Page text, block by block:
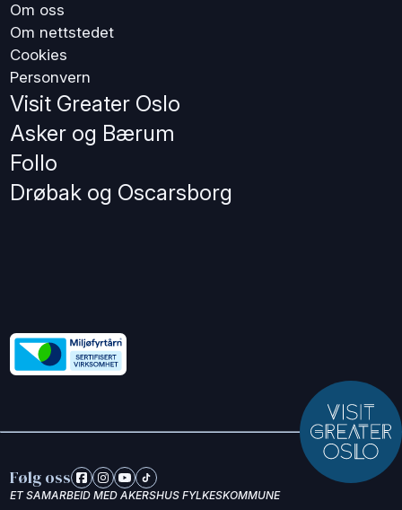
Om oss
Om nettstedet
Cookies
Personvern
Visit Greater Oslo
Asker og Bærum
Follo
Drøbak og Oscarsborg
Følg oss
ET SAMARBEID MED AKERSHUS FYLKESKOMMUNE